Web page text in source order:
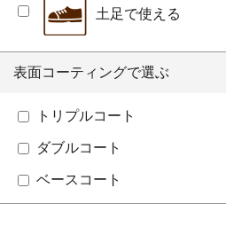
土足で使える
表面コーティングで選ぶ
トリプルコート
ダブルコート
ベースコート